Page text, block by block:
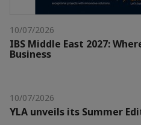
10/07/2026
IBS Middle East 2027:
Business
10/07/2026
YLA unveils its Summer